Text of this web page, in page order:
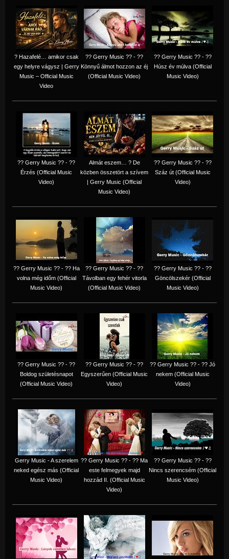
? Hazafelé… amikor csak
egy helyre vágysz | Gerry
Music – Official Music
Video
?? Gerry Music ?? - ??
Könnyű álmot hozzon az éj
(Official Music Video)
?? Gerry Music ?? - ??
Húsz év múlva (Official
Music Video)
?? Gerry Music ?? - ??
Érzés (Official Music
Video)
Almát eszem… ? De
közben összetört a szívem
| Gerry Music (Official
Music Video)
?? Gerry Music ?? - ??
Száz út (Official Music
Video)
?? Gerry Music ?? - ?? Ha
volna még időm (Official
Music Video)
?? Gerry Music ?? - ??
Távolban egy fehér vitorla
(Official Music Video)
?? Gerry Music ?? - ??
Göncölszekér (Official
Music Video)
?? Gerry Music ?? - ??
Boldog születésnapot
(Official Music Video)
?? Gerry Music ?? - ??
Egyszerűen (Official Music
Video)
?? Gerry Music ?? - ?? Jó
nekem (Official Music
Video)
Gerry Music - A szerelem
neked egész más (Official
Music Video)
?? Gerry Music ?? - ?? Ma
este felmegyek majd
hozzád II. (Official Music
Video)
?? Gerry Music ?? - ??
Nincs szerencsém (Official
Music Video)